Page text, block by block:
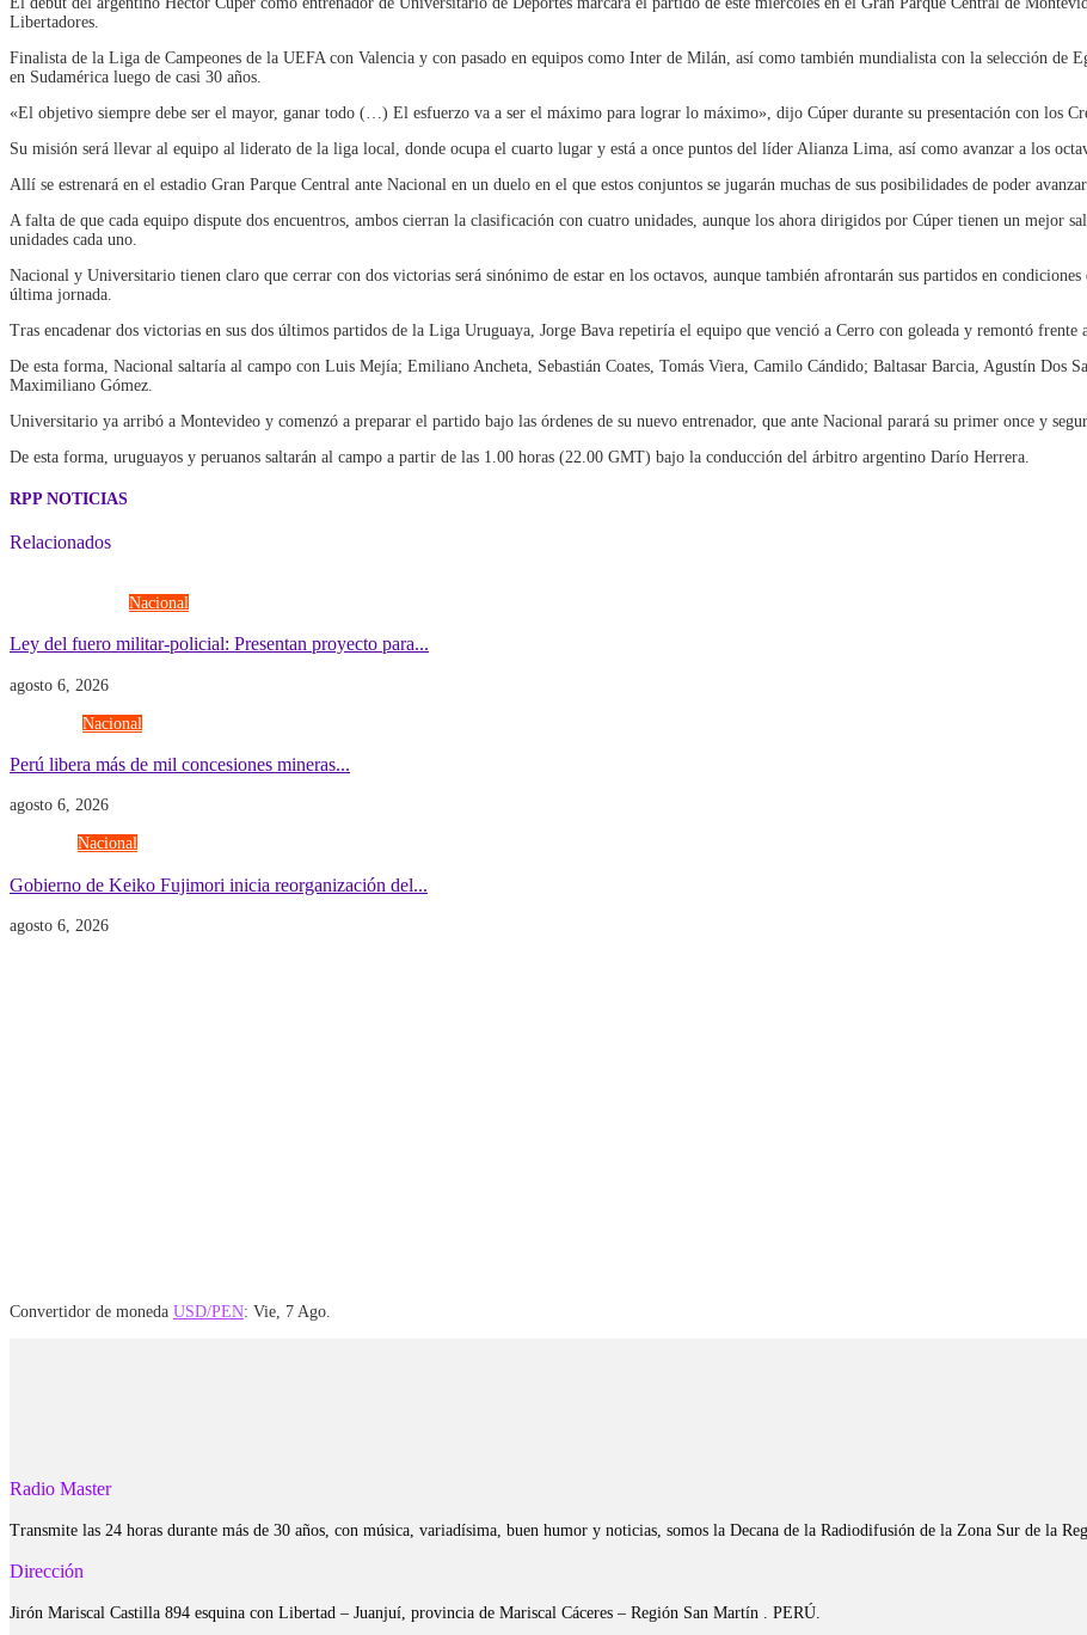
Libertadores.
Finalista de la Liga de Campeones de la UEFA con Valencia y con pasado en equipos como Inter de Milán, así como también mundialista con la selección de
en Sudamérica luego de casi 30 años.
«El objetivo siempre debe ser el mayor, ganar todo (…) El esfuerzo va a ser el máximo para lograr lo máximo», dijo Cúper durante su presentación con los
Su misión será llevar al equipo al liderato de la liga local, donde ocupa el cuarto lugar y está a once puntos del líder Alianza Lima, así como avanzar a los
Allí se estrenará en el estadio Gran Parque Central ante Nacional en un duelo en el que estos conjuntos se jugarán muchas de sus posibilidades de poder
A falta de que cada equipo dispute dos encuentros, ambos cierran la clasificación con cuatro unidades, aunque los ahora dirigidos por Cúper tienen un mejor
unidades cada uno.
Nacional y Universitario tienen claro que cerrar con dos victorias será sinónimo de estar en los octavos, aunque también afrontarán sus partidos en
última jornada.
Tras encadenar dos victorias en sus dos últimos partidos de la Liga Uruguaya, Jorge Bava repetiría el equipo que venció a Cerro con goleada y remontó frente
De esta forma, Nacional saltaría al campo con Luis Mejía; Emiliano Ancheta, Sebastián Coates, Tomás Viera, Camilo Cándido; Baltasar Barcia, Agustín Dos
Maximiliano Gómez.
Universitario ya arribó a Montevideo y comenzó a preparar el partido bajo las órdenes de su nuevo entrenador, que ante Nacional parará su primer once y
De esta forma, uruguayos y peruanos saltarán al campo a partir de las 1.00 horas (22.00 GMT) bajo la conducción del árbitro argentino Darío Herrera.
RPP NOTICIAS
Relacionados
Nacional
Ley del fuero militar-policial: Presentan proyecto para...
agosto 6, 2026
Nacional
Perú libera más de mil concesiones mineras...
agosto 6, 2026
Nacional
Gobierno de Keiko Fujimori inicia reorganización del...
agosto 6, 2026
Convertidor de moneda USD/PEN: Vie, 7 Ago.
Radio Master
Transmite las 24 horas durante más de 30 años, con música, variadísima, buen humor y noticias, somos la Decana de la Radiodifusión de la Zona Sur de la
Dirección
Jirón Mariscal Castilla 894 esquina con Libertad – Juanjuí, provincia de Mariscal Cáceres – Región San Martín . PERÚ.